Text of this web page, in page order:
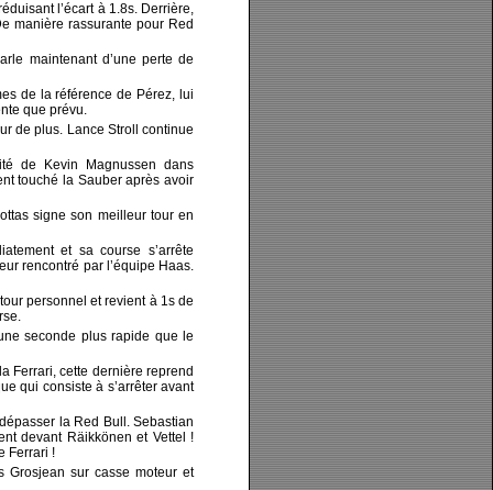
l’écart à 1.8s. Derrière,
manière rassurante pour Red
maintenant d’une perte de
de la référence de Pérez, lui
que prévu.
de plus. Lance Stroll continue
de Kevin Magnussen dans
touché la Sauber après avoir
signe son meilleur tour en
et sa course s’arrête
rencontré par l’équipe Haas.
personnel et revient à 1s de
seconde plus rapide que le
Ferrari, cette dernière reprend
qui consiste à s’arrêter avant
la Red Bull. Sebastian
devant Räikkönen et Vettel !
Ferrari !
Grosjean sur casse moteur et